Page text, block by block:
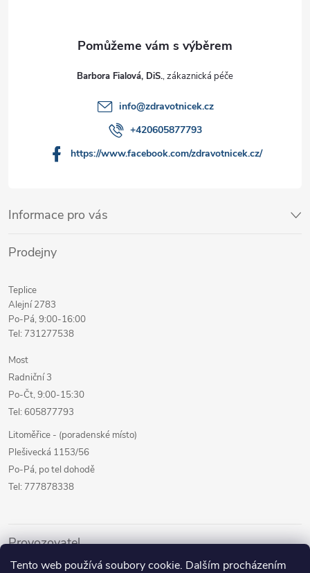
Tento web používá soubory cookie. Dalším procházením
Informace pro vás
Prodejny
Teplice
Alejní 2783
Po-Pá, 9:00-16:00
Tel: 731277538
Most
Radniční 3
Po-Čt, 9:00-15:30
Tel: 605877793
Litoměřice - (poradenské místo)
Plešivecká 1153/56
Po-Pá, po tel dohodě
Tel: 777878338
Provozovatel
Internetový prodej
Barbora Fialová, DiS.
info@zdravotnicek.cz
+420605877793
https://www.facebook.com/zdravotnicek.cz/